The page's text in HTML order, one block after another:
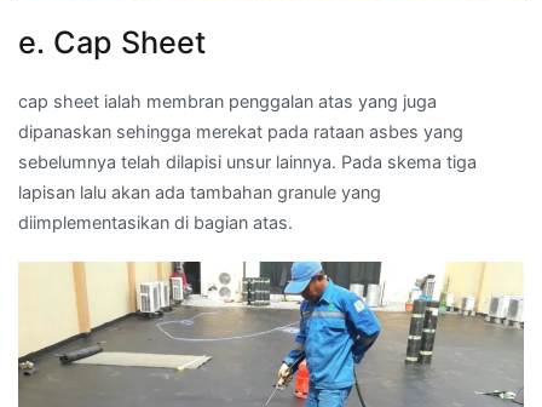
e. Cap Sheet
cap sheet ialah membran penggalan atas yang juga
dipanaskan sehingga merekat pada rataan asbes yang
sebelumnya telah dilapisi unsur lainnya. Pada skema tiga
lapisan lalu akan ada tambahan granule yang
diimplementasikan di bagian atas.